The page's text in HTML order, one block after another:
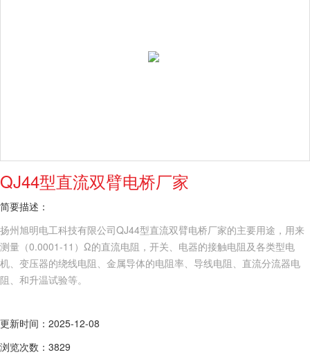
QJ44型直流双臂电桥厂家
简要描述：
扬州旭明电工科技有限公司QJ44型直流双臂电桥厂家的主要用途，用来
测量（0.0001-11）Ω的直流电阻，开关、电器的接触电阻及各类型电
机、变压器的绕线电阻、金属导体的电阻率、导线电阻、直流分流器电
阻、和升温试验等。
更新时间：2025-12-08
浏览次数：3829